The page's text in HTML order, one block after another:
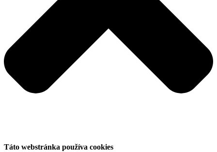
Táto webstránka používa cookies